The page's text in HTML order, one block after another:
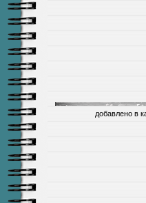
добавлено в